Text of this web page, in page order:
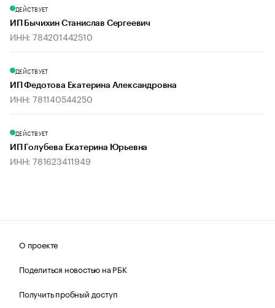
ДЕЙСТВУЕТ
ИП Бычихин Станислав Сергеевич
ИНН: 784201442510
ДЕЙСТВУЕТ
ИП Федотова Екатерина Александровна
ИНН: 781140544250
ДЕЙСТВУЕТ
ИП Голубева Екатерина Юрьевна
ИНН: 781623411949
О проекте
Поделиться новостью на РБК
Получить пробный доступ